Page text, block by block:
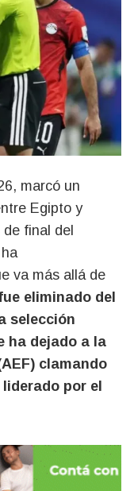
Egipto y
final del
va más allá de
eliminado del
selección
ha dejado a la
clamando
por el